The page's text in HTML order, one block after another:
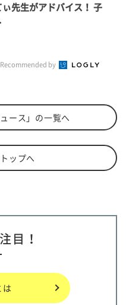
先生がアドバイス！ 子
Recommended by
ース」の一覧へ
ップへ
目！
は